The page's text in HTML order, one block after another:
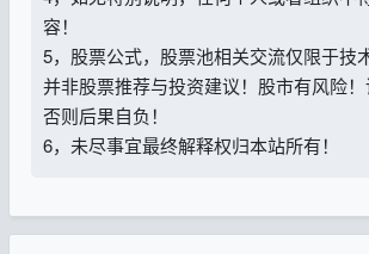
容！
5，股票公式，股票池相关交流仅限于技
并非股票推荐与投资建议！股市有风险！
否则后果自负！
6，未尽事宜最终解释权归本站所有！